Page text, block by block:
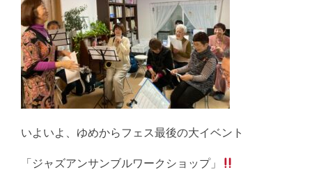
いよいよ、ゆめからフェス最後の大イベント
「ジャズアンサンブルワークショップ」